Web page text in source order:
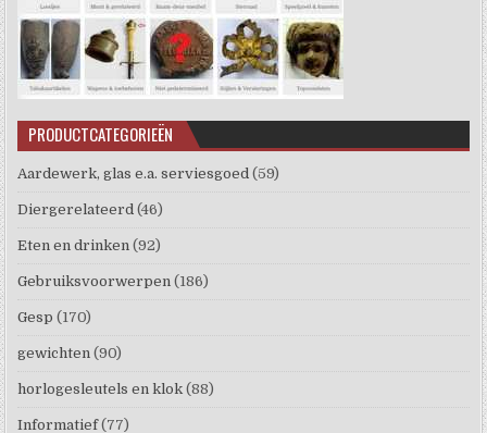
PRODUCTCATEGORIEËN
Aardewerk, glas e.a. serviesgoed (59)
Diergerelateerd (46)
Eten en drinken (92)
Gebruiksvoorwerpen (186)
Gesp (170)
gewichten (90)
horlogesleutels en klok (88)
Informatief (77)